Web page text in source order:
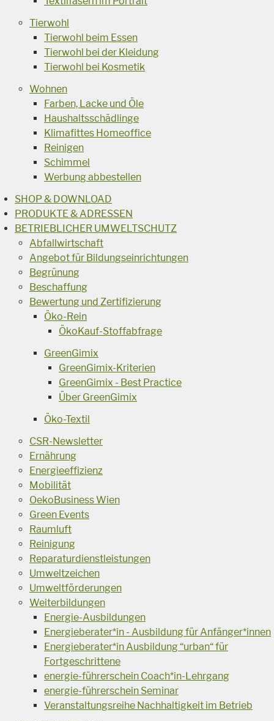
Tierwohl
Tierwohl beim Essen
Tierwohl bei der Kleidung
Tierwohl bei Kosmetik
Wohnen
Farben, Lacke und Öle
Haushaltsschädlinge
Klimafittes Homeoffice
Reinigen
Schimmel
Werbung abbestellen
SHOP & DOWNLOAD
PRODUKTE & ADRESSEN
BETRIEBLICHER UMWELTSCHUTZ
Abfallwirtschaft
Angebot für Bildungseinrichtungen
Begrünung
Beschaffung
Bewertung und Zertifizierung
Öko-Rein
ÖkoKauf-Stoffabfrage
GreenGimix
GreenGimix-Kriterien
GreenGimix - Best Practice
Über GreenGimix
Öko-Textil
CSR-Newsletter
Ernährung
Energieeffizienz
Mobilität
OekoBusiness Wien
Green Events
Raumluft
Reinigung
Reparaturdienstleistungen
Umweltzeichen
Umweltförderungen
Weiterbildungen
Energie-Ausbildungen
Energieberater*in - Ausbildung für Anfänger*innen
Energieberater*in Ausbildung “urban“ für
Fortgeschrittene
energie-führerschein Coach*in-Lehrgang
energie-führerschein Seminar
Veranstaltungsreihe Nachhaltigkeit im Betrieb